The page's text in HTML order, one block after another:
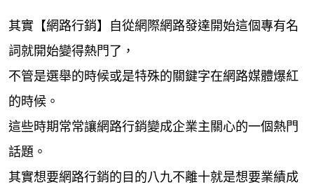
其實【網路行銷】自從網際網路發達開始這個專有名
詞就開始變得熱門了，
不管是選舉的時候或是特殊的關鍵字在網路媒體爆紅
的時候。
這些時期常常讓網路行銷變成企業主關心的一個熱門
話題。
其實想要網路行銷的目的八九不離十就是想要業績成